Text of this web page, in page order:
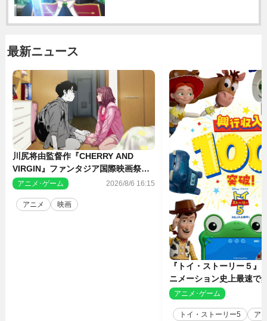
最新ニュース
川尻将由監督作『CHERRY AND
VIRGIN』ファンタジア国際映画祭・
長編アニメ部門で観客賞・金賞受賞！
アニメ･ゲーム 2026/8/6 16:15
アニメ 映画
『トイ・ストーリー５』
ニメーション史上最速で
億円突破 シリーズNo.1
アニメ･ゲーム
トイ・ストーリー5 ア